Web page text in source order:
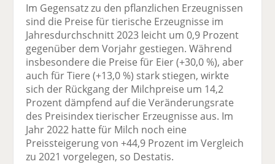
Im Gegensatz zu den pflanzlichen Erzeugnissen
sind die Preise für tierische Erzeugnisse im
Jahresdurchschnitt 2023 leicht um 0,9 Prozent
gegenüber dem Vorjahr gestiegen. Während
insbesondere die Preise für Eier (+30,0 %), aber
auch für Tiere (+13,0 %) stark stiegen, wirkte
sich der Rückgang der Milchpreise um 14,2
Prozent dämpfend auf die Veränderungsrate
des Preisindex tierischer Erzeugnisse aus. Im
Jahr 2022 hatte für Milch noch eine
Preissteigerung von +44,9 Prozent im Vergleich
zu 2021 vorgelegen, so Destatis.